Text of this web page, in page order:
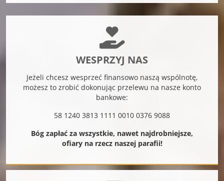
WESPRZYJ NAS
Jeżeli chcesz wesprzeć finansowo naszą wspólnotę,
możesz to zrobić dokonując przelewu na nasze konto
bankowe:
58 1240 3813 1111 0010 0376 9088
Bóg zapłać za wszystkie, nawet najdrobniejsze,
ofiary na rzecz naszej parafii!